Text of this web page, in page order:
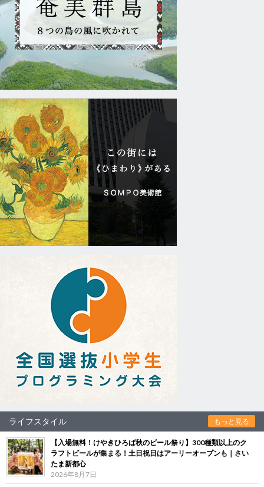
ライフスタイル もっと見る
【入場無料！けやきひろば秋のビール祭り】300種類以上のク
ラフトビールが集まる！土日祝日はアーリーオープンも｜さい
たま新都心
2026年8月7日